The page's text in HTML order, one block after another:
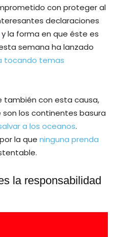
con proteger al
declaraciones
y la forma en que éste es
semana ha lanzado
tocando temas
con esta causa,
los continentes basura
a los oceanos.
la que ninguna prenda
la responsabilidad